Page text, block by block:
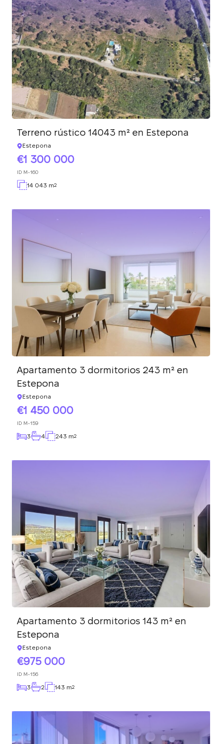
Terreno rústico 14043 m² en Estepona
Estepona
1 300 000
ID M-160
14 043 m2
Apartamento 3 dormitorios 243 m² en
Estepona
Estepona
1 450 000
ID M-159
3 4 243 m2
Apartamento 3 dormitorios 143 m² en
Estepona
Estepona
975 000
ID M-156
3 2 143 m2